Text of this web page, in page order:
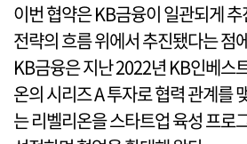
이번 협약은 KB금융이 일관되게
전략의 흐름 위에서 추진됐다는 점
KB금융은 지난 2022년 KB인베스
온의 시리즈 A 투자로 협력 관계를
는 리벨리온을 스타트업 육성 프